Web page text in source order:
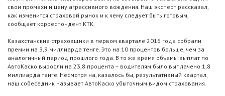
свои промахи и цену агрессивного вождения. Наш эксперт рассказал,
как изменится страховой рынок и к чему следует быть готовым,
сообщает корреспондент КТК.
Казахстанские страховщики в первом квартале 2016 года собрали
премии на 3,9 миллиарда тенге. Это на 10 процентов больше, чем за
аналогичный период прошлого года. В то же время объемы выплат по
АвтоКаско выросли на 23,8 процента – водителям было выплачено 1,8
миллиарда тенге. Несмотря на, казалось бы, результативный квартал,
наш собеседник называет АвтоКаско убыточным видом страхования.